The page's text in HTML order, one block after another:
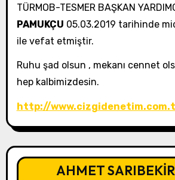
TÜRMOB-TESMER BAŞKAN
PAMUKÇU 05.03.2019 tarihinde
ile vefat etmiştir.
Ruhu şad olsun , mekanı cennet
hep kalbimizdesin.
http://
AHMET